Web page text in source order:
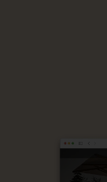
Hopp til